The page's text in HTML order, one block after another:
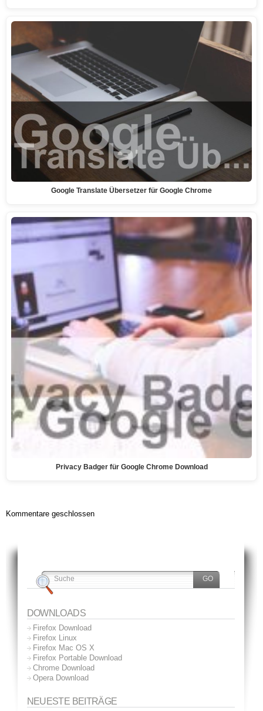
Google Translate Übersetzer für Google Chrome
Privacy Badger für Google Chrome Download
Kommentare geschlossen
DOWNLOADS
Firefox Download
Firefox Linux
Firefox Mac OS X
Firefox Portable Download
Chrome Download
Opera Download
NEUESTE BEITRÄGE